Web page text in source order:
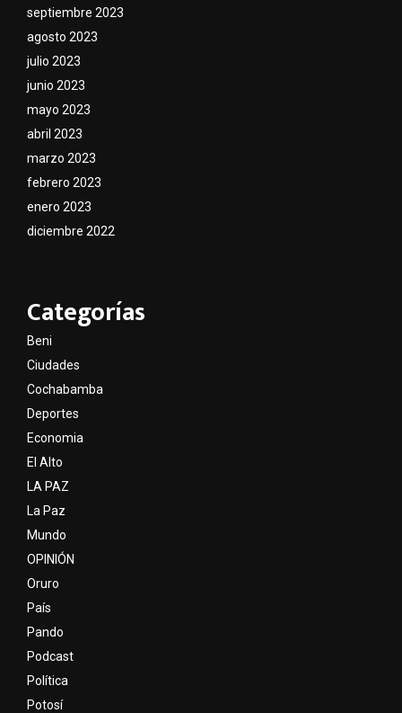
septiembre 2023
agosto 2023
julio 2023
junio 2023
mayo 2023
abril 2023
marzo 2023
febrero 2023
enero 2023
diciembre 2022
Categorías
Beni
Ciudades
Cochabamba
Deportes
Economia
El Alto
LA PAZ
La Paz
Mundo
OPINIÓN
Oruro
País
Pando
Podcast
Política
Potosí